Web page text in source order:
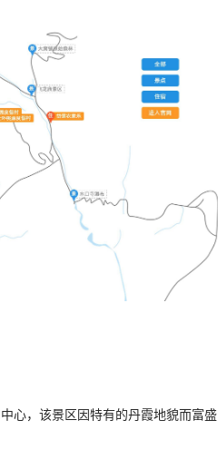
心，该景区因特有的丹霞地貌而富盛